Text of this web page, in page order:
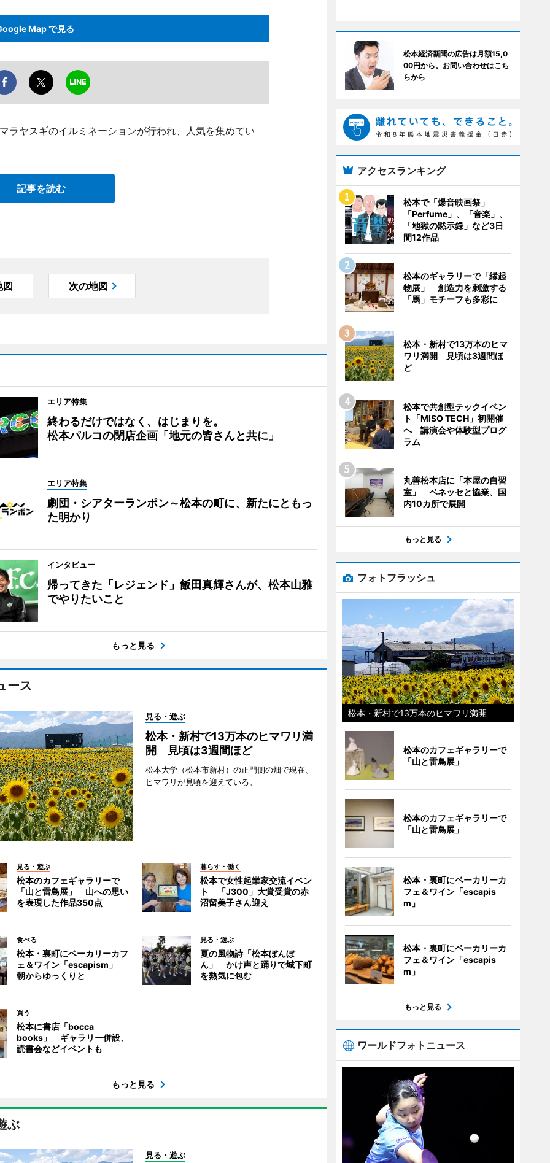
Map で見る
ラヤスギのイルミネーションが行われ、人気を集めてい
記事を読む
図 次の地図
エリア特集
終わるだけではなく、はじまりを。
松本パルコの閉店企画「地元の皆さんと共に」
エリア特集
劇団・シアターランポン～松本の町に、新たにともっ
た明かり
インタビュー
帰ってきた「レジェンド」飯田真輝さんが、松本山雅
でやりたいこと
もっと見る
ース
見る・遊ぶ
松本・新村で13万本のヒマワリ満
開 見頃は3週間ほど
松本大学（松本市新村）の正門側の畑で現在、
ヒマワリが見頃を迎えている。
見る・遊ぶ
松本のカフェギャラリーで
「山と雷鳥展」 山への思い
を表現した作品350点
暮らす・働く
松本で女性起業家交流イベン
ト 「J300」大賞受賞の赤
沼留美子さん迎え
食べる
松本・裏町にベーカリーカフ
ェ＆ワイン「escapism」
朝からゆっくりと
見る・遊ぶ
夏の風物詩「松本ぼんぼ
ん」 かけ声と踊りで城下町
を熱気に包む
買う
松本に書店「bocca
books」 ギャラリー併設、
読書会などイベントも
もっと見る
ぶ
見る・遊ぶ
松本経済新聞の広告は月額15,0
00円から。お問い合わせはこち
らから
アクセスランキング
松本で「爆音映画祭」
「Perfume」、「音楽」、
「地獄の黙示録」など3日
間12作品
松本のギャラリーで「縁起
物展」 創造力を刺激する
「馬」モチーフも多彩に
松本・新村で13万本のヒマ
ワリ満開 見頃は3週間ほ
ど
松本で共創型テックイベン
ト「MISO TECH」初開催
へ 講演会や体験型プログ
ラム
丸善松本店に「本屋の自習
室」 ベネッセと協業、国
内10カ所で展開
もっと見る
フォトフラッシュ
松本・新村で13万本のヒマワリ満開
松本のカフェギャラリーで
「山と雷鳥展」
松本のカフェギャラリーで
「山と雷鳥展」
松本・裏町にベーカリーカ
フェ＆ワイン「escapis
m」
松本・裏町にベーカリーカ
フェ＆ワイン「escapis
m」
もっと見る
ワールドフォトニュース